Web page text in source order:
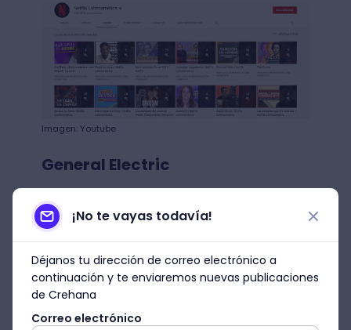
Imagen: Youtube
General Electric
El siguiente de los ejemplos de marketing
de contenidos es General Electric: una
marca que, si bien no vende un producto
muy atractivo para redes sociales, ha
logrado fidelizar a los clientes y posicionar
la marca.
¡No te vayas todavía!
Déjanos tu dirección de correo electrónico a
continuación y te enviaremos nuevas publicaciones
de Crehana
Correo electrónico